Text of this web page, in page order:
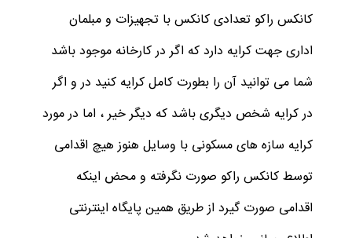
کانکس راکو تعدادی کانکس با تجهیزات و مبلمان
اداری جهت کرایه دارد که اگر در کارخانه موجود باشد
شما می توانید آن را بطورت کامل کرایه کنید در و اگر
در کرایه شخص دیگری باشد که دیگر خیر ، اما در مورد
کرایه سازه های مسکونی با وسایل هنوز هیچ اقدامی
توسط کانکس راکو صورت نگرفته و محض اینکه
اقدامی صورت گیرد از طریق همین پایگاه اینترنتی